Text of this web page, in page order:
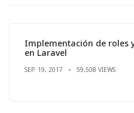
Implementación de roles
en Laravel
SEP. 19, 2017 59,508 VIEWS